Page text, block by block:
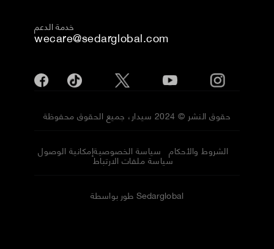
خدمة الدعم
wecare@sedarglobal.com
حقوق النشر © 2024 سيدار، جميع الحقوق محفوظة
إمكانية الوصولسياسة الخصوصية الشروط والأحكام
سياسة ملفات الارتباط
طور بواسطة Sedarglobal